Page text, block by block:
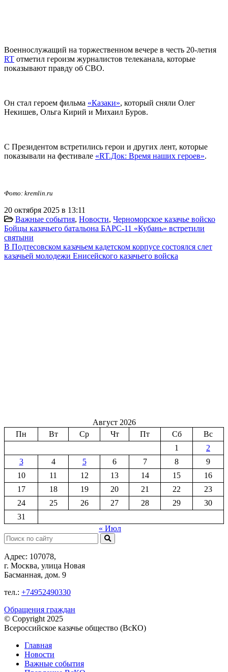
Военнослужащий на торжественном вечере в честь 20-летия
RT отметил героизм журналистов телеканала, которые
показывают правду об СВО.
Он стал героем фильма «Казаки», который сняли Олег
Некишев, Ольга Кирий и Михаил Буров.
С Президентом встретились герои и других лент, которые
показывали на фестивале «RT.Док: Время наших героев».
Фото: kremlin.ru
20 октября 2025 в 13:11
Важные события, Новости, Черноморское казачье войско
Бойцы казачьего батальона БАРС-11 «Кубань» встретили
святыни
В Подтесовском казачьем кадетском корпусе состоялся слет
казачьей молодежи Енисейского казачьего войска
Август 2026
Пн
Вт Ср Чт Пт Сб
Вс
1
2
3
4 5 6 7 8
9
10
11 12 13 14 15
16
17
18 19 20 21 22
23
24
25 26 27 28 29
30
31
« Июл
Поиск:
Адрес: 107078,
г. Москва, улица Новая
Басманная, дом. 9
тел.: +74952490330
Обращения граждан
© Copyright 2025
Всероссийское казачье общество (ВсКО)
Главная
Новости
Важные события